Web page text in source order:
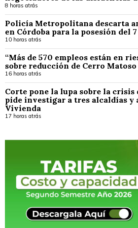
8 horas atrás
Policía Metropolitana descarta
en Córdoba para la posesión del
10 horas atrás
“Más de 570 empleos están en
sobre reducción de Cerro Matoso
16 horas atrás
Corte pone la lupa sobre la crisis
pide investigar a tres alcaldías
Vivienda
17 horas atrás